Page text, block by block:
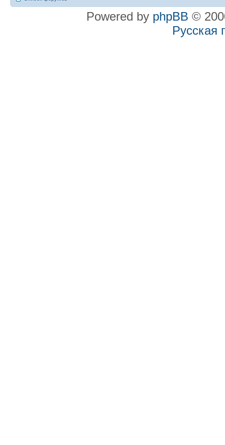
Powered by phpBB ©
Русская